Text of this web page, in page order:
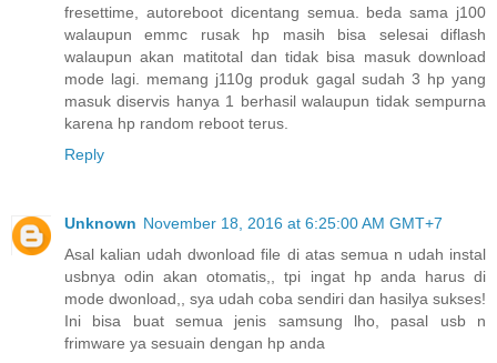
fresettime, autoreboot dicentang semua. beda sama j100
walaupun emmc rusak hp masih bisa selesai diflash
walaupun akan matitotal dan tidak bisa masuk download
mode lagi. memang j110g produk gagal sudah 3 hp yang
masuk diservis hanya 1 berhasil walaupun tidak sempurna
karena hp random reboot terus.
Reply
Unknown November 18, 2016 at 6:25:00 AM GMT+7
Asal kalian udah dwonload file di atas semua n udah instal
usbnya odin akan otomatis,, tpi ingat hp anda harus di
mode dwonload,, sya udah coba sendiri dan hasilya sukses!
Ini bisa buat semua jenis samsung lho, pasal usb n
frimware ya sesuain dengan hp anda